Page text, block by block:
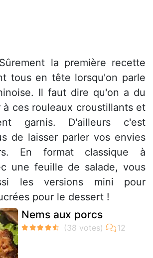
la première recette
tous en tête lorsqu'on parle
Il faut dire qu'on a du
à ces rouleaux croustillants et
garnis. D'ailleurs c'est
de laisser parler vos envies
En format classique à
une feuille de salade, vous
les versions mini pour
pour le dessert !
Nems aux porcs